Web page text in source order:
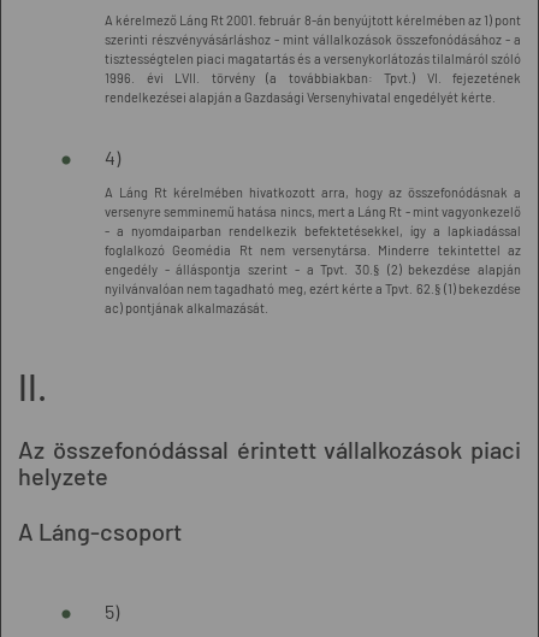
A kérelmező Láng Rt 2001. február 8-án benyújtott kérelmében az 1) pont
szerinti részvényvásárláshoz - mint vállalkozások összefonódásához - a
tisztességtelen piaci magatartás és a versenykorlátozás tilalmáról szóló
1996. évi LVII. törvény (a továbbiakban: Tpvt.) VI. fejezetének
rendelkezései alapján a Gazdasági Versenyhivatal engedélyét kérte.
4)
A Láng Rt kérelmében hivatkozott arra, hogy az összefonódásnak a
versenyre semminemű hatása nincs, mert a Láng Rt - mint vagyonkezelő
- a nyomdaiparban rendelkezik befektetésekkel, így a lapkiadással
foglalkozó Geomédia Rt nem versenytársa. Minderre tekintettel az
engedély - álláspontja szerint - a Tpvt. 30.§ (2) bekezdése alapján
nyilvánvalóan nem tagadható meg, ezért kérte a Tpvt. 62.§ (1) bekezdése
ac) pontjának alkalmazását.
II.
Az összefonódással érintett vállalkozások piaci
helyzete
A Láng-csoport
5)